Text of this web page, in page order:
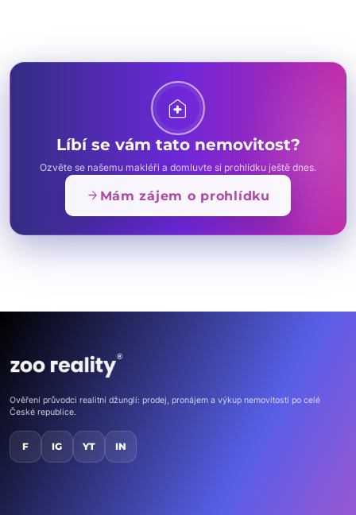
home_health
Líbí se vám tato nemovitost?
Ozvěte se našemu makléři a domluvte si prohlídku ještě dnes.
arrow_forward Mám zájem o prohlídku
Ověření průvodci realitní džunglí: prodej, pronájem a výkup nemovitostí po celé
České republice.
F IG YT IN